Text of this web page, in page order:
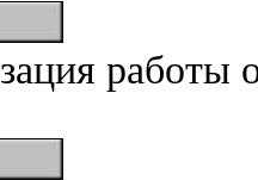
работы